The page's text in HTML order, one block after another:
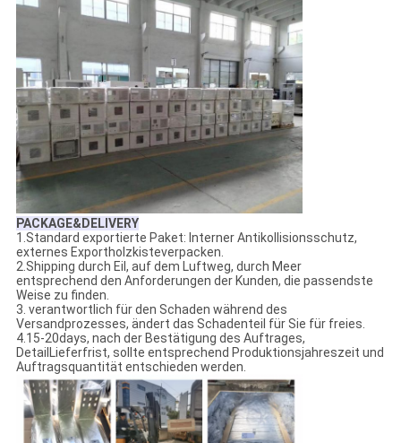
PACKAGE&DELIVERY
1.Standard exportierte Paket: Interner Antikollisionsschutz,
externes Exportholzkisteverpacken.
2.Shipping durch Eil, auf dem Luftweg, durch Meer
entsprechend den Anforderungen der Kunden, die passendste
Weise zu finden.
3. verantwortlich für den Schaden während des
Versandprozesses, ändert das Schadenteil für Sie für freies.
4.15-20days, nach der Bestätigung des Auftrages,
DetailLieferfrist, sollte entsprechend Produktionsjahreszeit und
Auftragsquantität entschieden werden.